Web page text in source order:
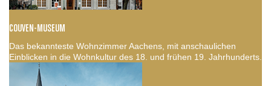
COUVEN-MUSEUM
Das bekannteste Wohnzimmer Aachens, mit anschaulichen
Einblicken in die Wohnkultur des 18. und frühen 19. Jahrhunderts.